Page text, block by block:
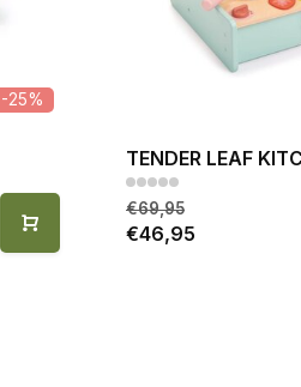
-25%
TENDER LEAF
€69,95
€46,95